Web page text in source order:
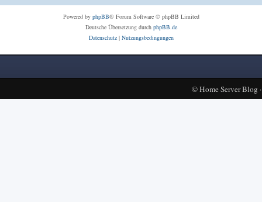
Powered by phpBB® Forum Software © phpBB Limited
Deutsche Übersetzung durch phpBB.de
Datenschutz| Nutzungsbedingungen
©Home Server Blog